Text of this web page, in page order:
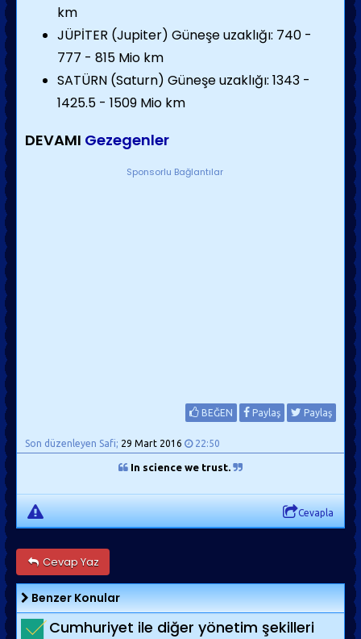
km
JÜPİTER (Jupiter) Güneşe uzaklığı: 740 -
777 - 815 Mio km
SATÜRN (Saturn) Güneşe uzaklığı: 1343 -
1425.5 - 1509 Mio km
DEVAMI Gezegenler
Sponsorlu Bağlantılar
BEĞEN Paylaş Paylaş
Son düzenleyen Safi; 29 Mart 2016 22:50
In science we trust.
Cevapla
Cevap Yaz
Benzer Konular
Cumhuriyet ile diğer yönetim şekilleri